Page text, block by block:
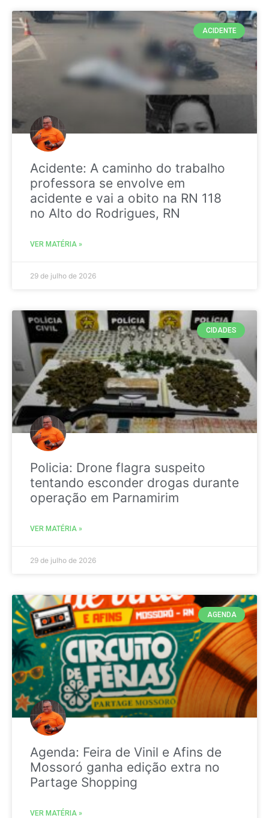
ACIDENTE
Acidente: A caminho do trabalho
professora se envolve em
acidente e vai a obito na RN 118
no Alto do Rodrigues, RN
VER MATÉRIA »
29 de julho de 2026
CIDADES
Policia: Drone flagra suspeito
tentando esconder drogas durante
operação em Parnamirim
VER MATÉRIA »
29 de julho de 2026
AGENDA
Agenda: Feira de Vinil e Afins de
Mossoró ganha edição extra no
Partage Shopping
VER MATÉRIA »